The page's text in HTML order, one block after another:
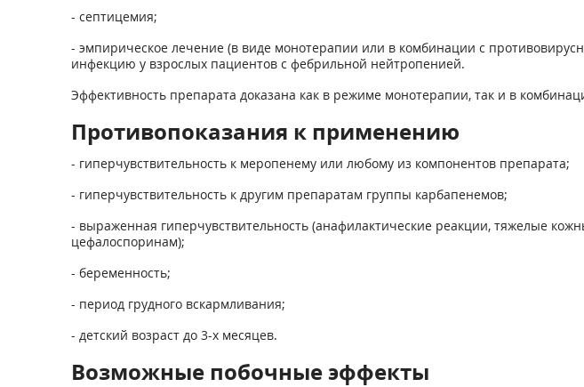
- септицемия;
- эмпирическое лечение (в виде монотерапии или в комбинации с
инфекцию у взрослых пациентов с фебрильной нейтропенией.
Эффективность препарата доказана как в режиме монотерапии, так и в
Противопоказания к применению
- гиперчувствительность к меропенему или любому из компонентов препарата;
- гиперчувствительность к другим препаратам группы карбапенемов;
- выраженная гиперчувствительность (анафилактические реакции, тяжелые
цефалоспоринам);
- беременность;
- период грудного вскармливания;
- детский возраст до 3-х месяцев.
Возможные побочные эффекты